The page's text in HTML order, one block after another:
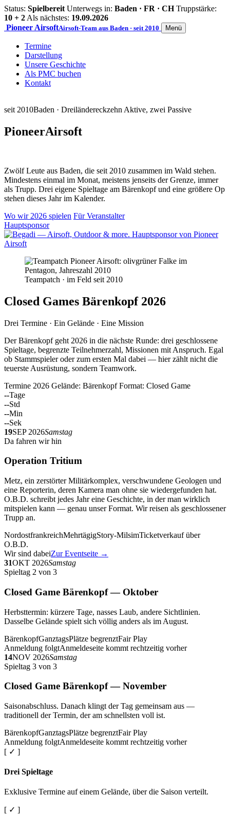
Status: Spielbereit Unterwegs in: Baden · FR · CH Truppstärke:
10 + 2 Als nächstes: 19.09.2026
Pioneer AirsoftAirsoft-Team aus Baden · seit 2010 Menü
Termine
Darstellung
Unsere Geschichte
Als PMC buchen
Kontakt
seit 2010Baden · Dreiländereckzehn Aktive, zwei Passive
PioneerAirsoft
Zwölf Leute aus Baden, die seit 2010 zusammen im Wald stehen.
Mindestens einmal im Monat, meistens jenseits der Grenze, immer
als Trupp. Drei eigene Spieltage am Bärenkopf und eine größere Op
stehen dieses Jahr im Kalender.
Wo wir 2026 spielen Für Veranstalter
Hauptsponsor
Teampatch · im Feld seit 2010
Closed Games Bärenkopf 2026
Drei Termine · Ein Gelände · Eine Mission
Der Bärenkopf geht 2026 in die nächste Runde: drei geschlossene
Spieltage, begrenzte Teilnehmerzahl, Missionen mit Anspruch. Egal
ob Stammspieler oder zum ersten Mal dabei — hier zählt nicht die
teuerste Ausrüstung, sondern Teamwork.
Termine 2026 Gelände: Bärenkopf Format: Closed Game
--Tage
--Std
--Min
--Sek
19SEP 2026Samstag
Da fahren wir hin
Operation Tritium
Metz, ein zerstörter Militärkomplex, verschwundene Geologen und
eine Reporterin, deren Kamera man ohne sie wiedergefunden hat.
O.B.D. schreibt jedes Jahr eine Geschichte, in der man wirklich
mitspielen kann — genau unser Format. Wir reisen als geschlossener
Trupp an.
NordostfrankreichMehrtägigStory-MilsimTicketverkauf über
O.B.D.
Wir sind dabeiZur Eventseite →
31OKT 2026Samstag
Spieltag 2 von 3
Closed Game Bärenkopf — Oktober
Herbsttermin: kürzere Tage, nasses Laub, andere Sichtlinien.
Dasselbe Gelände spielt sich völlig anders als im August.
BärenkopfGanztagsPlätze begrenztFair Play
Anmeldung folgtAnmeldeseite kommt rechtzeitig vorher
14NOV 2026Samstag
Spieltag 3 von 3
Closed Game Bärenkopf — November
Saisonabschluss. Danach klingt der Tag gemeinsam aus —
traditionell der Termin, der am schnellsten voll ist.
BärenkopfGanztagsPlätze begrenztFair Play
Anmeldung folgtAnmeldeseite kommt rechtzeitig vorher
[ ✓ ]
Drei Spieltage
Exklusive Termine auf einem Gelände, über die Saison verteilt.
[ ✓ ]